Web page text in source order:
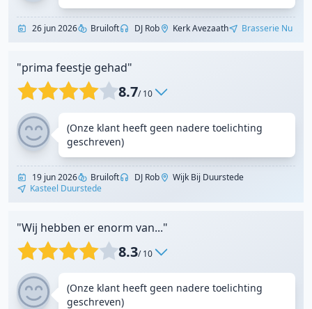
26 jun 2026 Bruiloft DJ Rob Kerk Avezaath Brasserie Nu
"prima feestje gehad"
8.7/ 10
(Onze klant heeft geen nadere toelichting
geschreven)
19 jun 2026 Bruiloft DJ Rob
Wijk Bij Duurstede
Kasteel Duurstede
"Wij hebben er enorm van..."
8.3/ 10
(Onze klant heeft geen nadere toelichting
geschreven)